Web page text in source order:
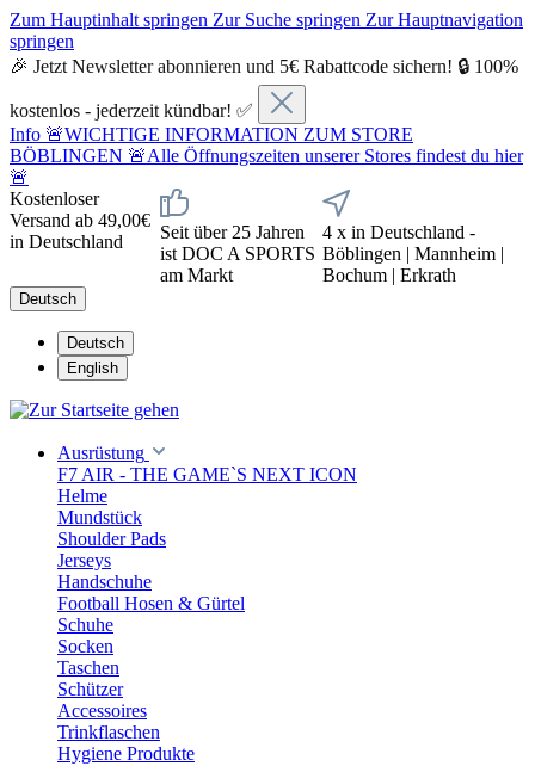
Zum Hauptinhalt springen Zur Suche springen Zur Hauptnavigation
springen
🎉 Jetzt Newsletter abonnieren und 5€ Rabattcode sichern! 🔒 100%
kostenlos - jederzeit kündbar! ✅
Info 🚨WICHTIGE INFORMATION ZUM STORE
BÖBLINGEN 🚨Alle Öffnungszeiten unserer Stores findest du hier
🚨
Kostenloser
Versand ab 49,00€
in Deutschland
Seit über 25 Jahren
ist DOC A SPORTS
am Markt
4 x in Deutschland -
Böblingen | Mannheim |
Bochum | Erkrath
Deutsch
Deutsch
English
Ausrüstung
F7 AIR - THE GAME`S NEXT ICON
Helme
Mundstück
Shoulder Pads
Jerseys
Handschuhe
Football Hosen & Gürtel
Schuhe
Socken
Taschen
Schützer
Accessoires
Trinkflaschen
Hygiene Produkte